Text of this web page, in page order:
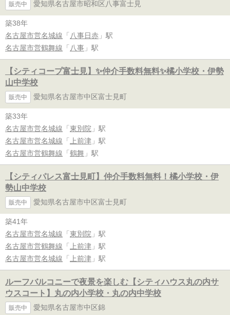
販売中 愛知県名古屋市昭和区八事富士見
築38年
名古屋市営名城線 「 八事日赤 」駅
名古屋市営鶴舞線 「 八事 」駅
【シティコープ富士見】✨️仲介手数料無料✨️橘小学校・伊勢
山中学校
販売中 愛知県名古屋市中区富士見町
築33年
名古屋市営名城線 「 東別院 」駅
名古屋市営名城線 「 上前津 」駅
名古屋市営鶴舞線 「 鶴舞 」駅
【シティパレス富士見町】仲介手数料無料！橘小学校・伊
勢山中学校
販売中 愛知県名古屋市中区富士見町
築41年
名古屋市営名城線 「 東別院 」駅
名古屋市営鶴舞線 「 上前津 」駅
名古屋市営名城線 「 上前津 」駅
ルーフバルコニーで夜景を楽しむ【シティハウス丸の内サ
ウスコート】丸の内小学校・丸の内中学校
販売中 愛知県名古屋市中区錦